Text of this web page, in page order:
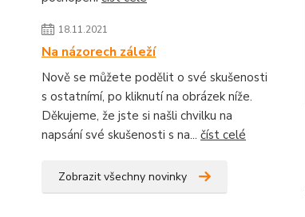
18.11.2021
Na názorech záleží
Nově se můžete podělit o své skušenosti
s ostatnímí, po kliknutí na obrázek níže.
Děkujeme, že jste si našli chvilku na
napsání své skušenosti s na... číst celé
Zobrazit všechny novinky